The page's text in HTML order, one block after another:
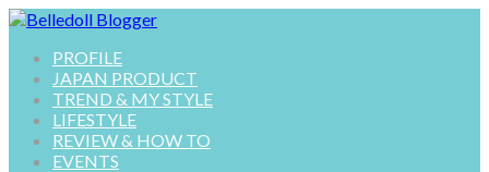
PROFILE
JAPAN PRODUCT
TREND & MY STYLE
LIFESTYLE
REVIEW & HOW TO
EVENTS